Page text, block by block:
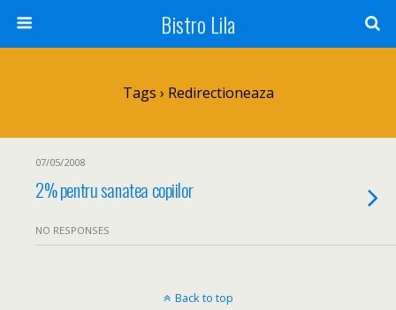
Bistro Lila
Tags › Redirectioneaza
07/05/2008
2% pentru sanatea copiilor
NO RESPONSES
Back to top